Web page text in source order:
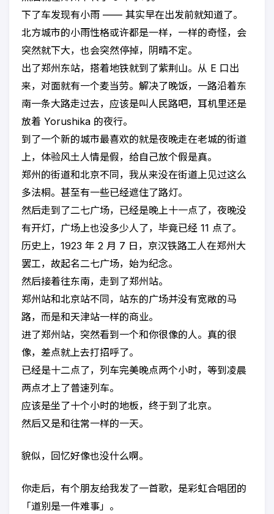
下了车发现有小雨 —— 其实早在出发前就知道了。
北方城市的小雨性格或许都是一样，一样的奇怪，会
突然就下大，也会突然停掉，阴晴不定。
出了郑州东站，搭着地铁就到了紫荆山。从 E 口出
来，对面就有一个麦当劳。解决了晚饭，一路沿着东
南一条大路走过去，应该是叫人民路吧，耳机里还是
放着 Yorushika 的夜行。
到了一个新的城市最喜欢的就是夜晚走在老城的街道
上，体验风土人情是假，给自己放个假是真。
郑州的街道和北京不同，我从来没在街道上见过这么
多法桐。甚至有一些已经遮住了路灯。
然后走到了二七广场，已经是晚上十一点了，夜晚没
有开灯，广场上也没多少人了，毕竟已经 11 点了。
历史上，1923 年 2 月 7 日，京汉铁路工人在郑州大
罢工，故起名二七广场，始为纪念。
然后接着往东南，走到了郑州站。
郑州站和北京站不同，站东的广场并没有宽敞的马
路，而是和天津站一样的商业。
进了郑州站，突然看到一个和你很像的人。真的很
像，差点就上去打招呼了。
已经是十二点了，列车完美晚点两个小时，等到凌晨
两点才上了普速列车。
应该是坐了十个小时的地板，终于到了北京。
然后又是和往常一样的一天。
貌似，回忆好像也没什么啊。
你走后，有个朋友给我发了一首歌，是彩虹合唱团的
「道别是一件难事」。